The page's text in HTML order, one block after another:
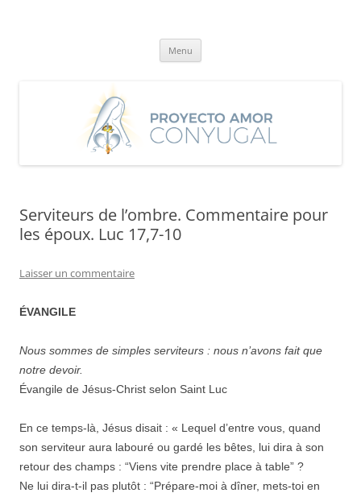
Menu
Serviteurs de l’ombre. Commentaire pour
les époux. Luc 17,7-10
Laisser un commentaire
ÉVANGILE
Nous sommes de simples serviteurs : nous n’avons fait que
notre devoir.
Évangile de Jésus-Christ selon Saint Luc
En ce temps-là, Jésus disait : « Lequel d’entre vous, quand
son serviteur aura labouré ou gardé les bêtes, lui dira à son
retour des champs : “Viens vite prendre place à table” ?
Ne lui dira-t-il pas plutôt : “Prépare-moi à dîner, mets-toi en